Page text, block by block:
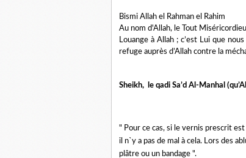
Bismi Allah el Rahman el Rahim
Au nom d'Allah, le Tout
Louange à Allah ; c’est Lui que
refuge auprès d’Allah contre la
Sheikh, le qadi Sa’d Al-Manhal
" Pour ce cas, si le vernis prescrit
il n`y a pas de mal à cela. Lors des
plâtre ou un bandage ".